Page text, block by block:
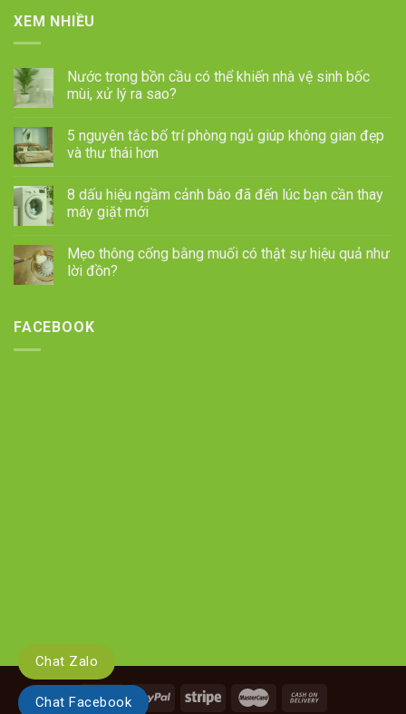
XEM NHIỀU
Nước trong bồn cầu có thể khiến nhà vệ sinh bốc
mùi, xử lý ra sao?
5 nguyên tắc bố trí phòng ngủ giúp không gian đẹp
và thư thái hơn
8 dấu hiệu ngầm cảnh báo đã đến lúc bạn cần thay
máy giặt mới
Mẹo thông cống bằng muối có thật sự hiệu quả như
lời đồn?
FACEBOOK
Chat Zalo
Chat Facebook